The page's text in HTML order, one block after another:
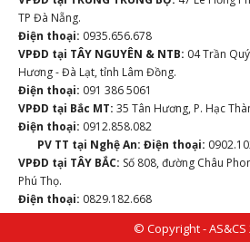
TP Đà Nẵng.
Điện thoại: 0935.656.678
VPĐD tại TÂY NGUYÊN & NTB: 04 Trần
Hương - Đà Lạt, tỉnh Lâm Đồng.
Điện thoại: 091 386 5061
VPĐD tại Bắc MT: 35 Tân Hương, P. Hạc
Điện thoại: 0912.858.082
PV TT tại Nghệ An: Điện thoại:
VPĐD tại TÂY BẮC: Số 808, đường Châu
Phú Thọ.
Điện thoại: 0829.182.668
© Copyright - AS&CS